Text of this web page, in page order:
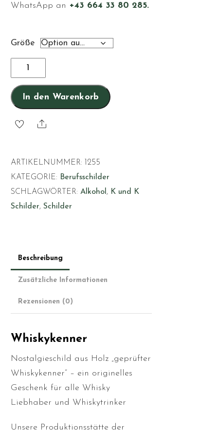
WhatsApp an +43 664 33 80 285.
Größe
Whiskykenner
Menge
In den Warenkorb
Share
ARTIKELNUMMER:
1255
KATEGORIE: Berufsschilder
SCHLAGWÖRTER:Alkohol , K und K
Schilder,Schilder
Beschreibung
Zusätzliche Informationen
Rezensionen (0)
Whiskykenner
Nostalgieschild aus Holz „geprüfter
Whiskykenner“ – ein originelles
Geschenk für alle Whisky
Liebhaber und Whiskytrinker
Unsere Produktionsstätte der